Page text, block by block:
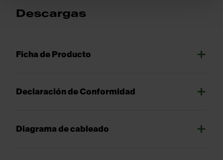
Descargas
Ficha de Producto
Declaración de Conformidad
Diagrama de cableado